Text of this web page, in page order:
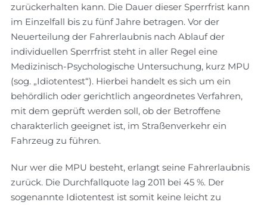
zurückerhalten kann. Die Dauer dieser Sperrfrist kann
im Einzelfall bis zu fünf Jahre betragen. Vor der
Neuerteilung der Fahrerlaubnis nach Ablauf der
individuellen Sperrfrist steht in aller Regel eine
Medizinisch-Psychologische Untersuchung, kurz MPU
(sog. „Idiotentest“). Hierbei handelt es sich um ein
behördlich oder gerichtlich angeordnetes Verfahren,
mit dem geprüft werden soll, ob der Betroffene
charakterlich geeignet ist, im Straßenverkehr ein
Fahrzeug zu führen.
Nur wer die MPU besteht, erlangt seine Fahrerlaubnis
zurück. Die Durchfallquote lag 2011 bei 45 %. Der
sogenannte Idiotentest ist somit keine leicht zu